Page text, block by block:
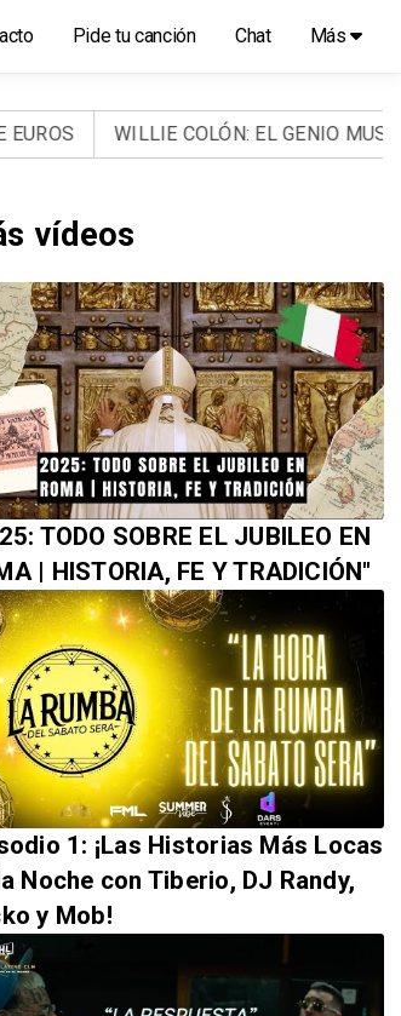
Pide tu canción Chat Más
WILLIE COLÓN: EL GENIO MUSICAL
vídeos
TODO SOBRE EL JUBILEO EN
| HISTORIA, FE Y TRADICIÓN"
1: ¡Las Historias Más Locas
Noche con Tiberio, DJ Randy,
y Mob!